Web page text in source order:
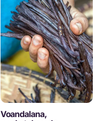
Voandalana,